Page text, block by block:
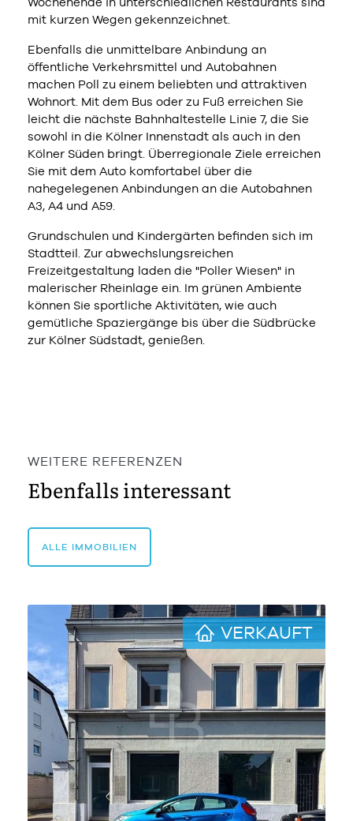
mit kurzen Wegen gekennzeichnet.
Ebenfalls die unmittelbare Anbindung an
öffentliche Verkehrsmittel und Autobahnen
machen Poll zu einem beliebten und attraktiven
Wohnort. Mit dem Bus oder zu Fuß erreichen Sie
leicht die nächste Bahnhaltestelle Linie 7, die Sie
sowohl in die Kölner Innenstadt als auch in den
Kölner Süden bringt. Überregionale Ziele erreichen
Sie mit dem Auto komfortabel über die
nahegelegenen Anbindungen an die Autobahnen
A3, A4 und A59.
Grundschulen und Kindergärten befinden sich im
Stadtteil. Zur abwechslungsreichen
Freizeitgestaltung laden die "Poller Wiesen" in
malerischer Rheinlage ein. Im grünen Ambiente
können Sie sportliche Aktivitäten, wie auch
gemütliche Spaziergänge bis über die Südbrücke
zur Kölner Südstadt, genießen.
WEITERE REFERENZEN
Ebenfalls interessant
ALLE IMMOBILIEN
VERKAUFT